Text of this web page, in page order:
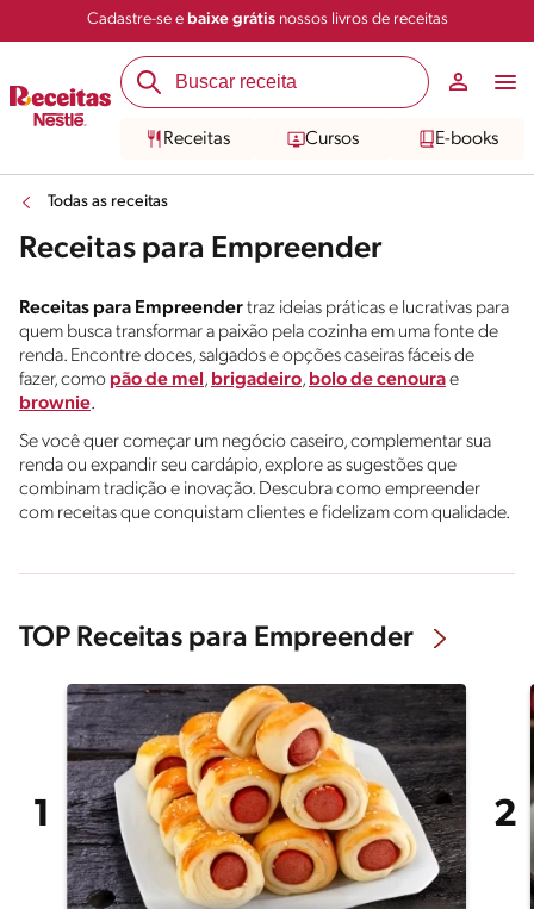
Cadastre-se e baixe grátisnossos livros de receitas
Receitas Cursos E-books
Todas as receitas
Receitas para Empreender
Receitas para Empreendertraz ideias práticas e lucrativas para
quem busca transformar a paixão pela cozinha em uma fonte de
renda. Encontre doces, salgados e opções caseiras fáceis de
fazer, como pão de mel , brigadeiro, bolo de cenourae
brownie.
Se você quer começar um negócio caseiro, complementar sua
renda ou expandir seu cardápio, explore as sugestões que
combinam tradição e inovação. Descubra como empreender
com receitas que conquistam clientes e fidelizam com qualidade.
TOP Receitas para Empreender